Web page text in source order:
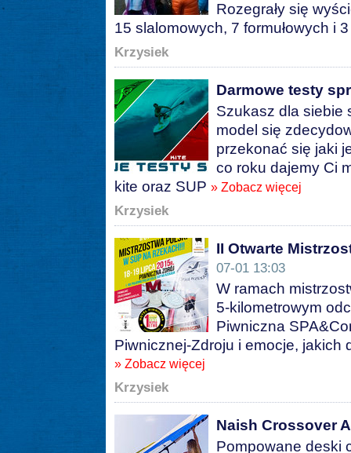
Rozegrały się
15 slalomowych, 7 formułowych i
Krzysiek
Darmowe testy
Szukasz dla siebie
model się
przekonać się jaki
co roku dajemy Ci
kite oraz SUP » Zobacz więcej
Krzysiek
II Otwarte
07-01 13:03
W ramach
5-kilometrowym
Piwniczna
Piwnicznej-Zdroju i emocje, jakich
» Zobacz więcej
Krzysiek
Naish Crossover
Pompowane deski